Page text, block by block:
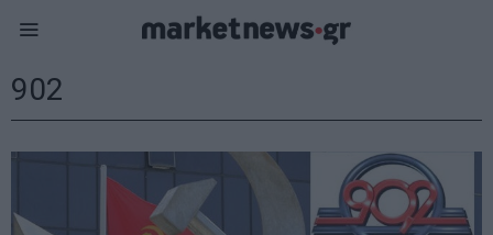
902